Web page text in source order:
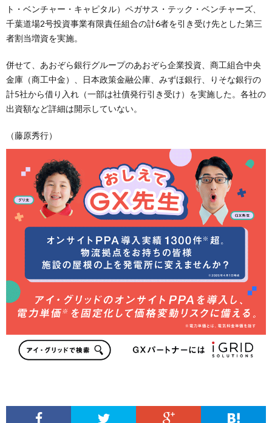
ト・ベンチャー・キャピタル）ペガサス・テック・ベンチャーズ、
千葉道場2号投資事業有限責任組合の計6者を引き受け先とした第三
者割当増資を実施。
併せて、あおぞら銀行グループのあおぞら企業投資、商工組合中央
金庫（商工中金）、日本政策金融公庫、みずほ銀行、りそな銀行の
計5社から借り入れ（一部は社債発行引き受け）を実施した。各社の
出資額など詳細は開示していない。
（藤原秀行）